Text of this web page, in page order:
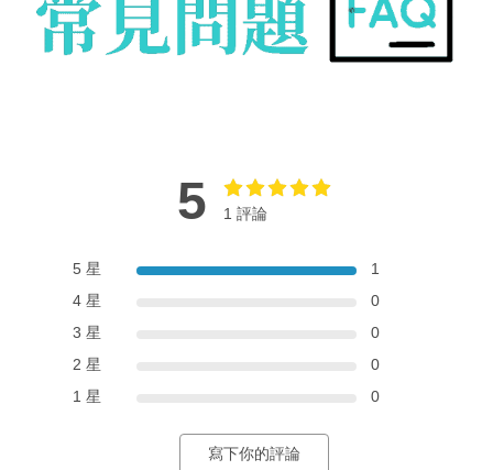
5 1 評論
5 星
1
4 星
0
3 星
0
2 星
0
1 星
0
寫下你的評論